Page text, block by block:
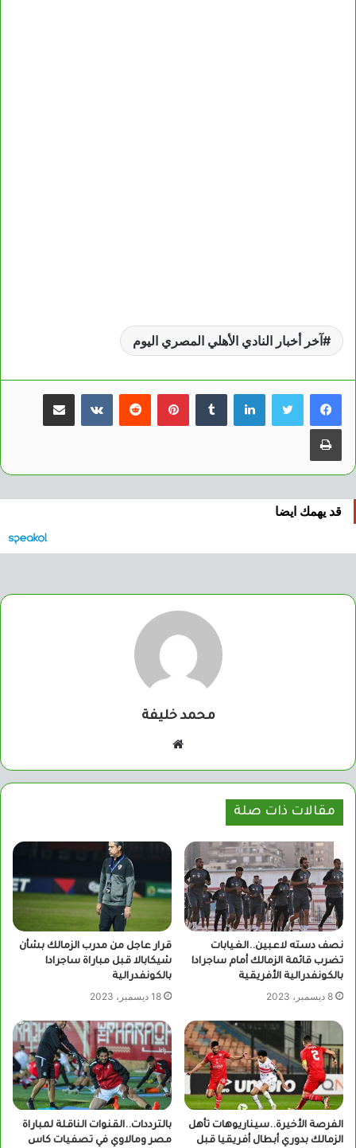
آخر أخبار النادي الأهلي المصري اليوم
لينكدإن بينتيريست مشاركة عبر البريد
طباعة
قد يهمك ايضا
محمد خليفة
مقالات ذات صلة
نصف دسته لاعبين..الغيابات
تضرب قائمة الزمالك أمام ساجرادا
بالكونفدرالية الأفريقية
8 ديسمبر، 2023
قرار عاجل من مدرب الزمالك بشأن
شيكابالا قبل مباراة ساجرادا
بالكونفدرالية
18 ديسمبر، 2023
الفرصة الأخيرة..سيناريوهات تأهل
الزمالك بدوري أبطال أفريقيا قبل
بالترددات..القنوات الناقلة لمباراة
مصر ومالاوي في تصفيات كاس